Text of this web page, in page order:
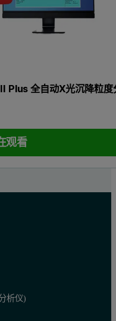
全自动X光沉降粒度
观看
析仪)